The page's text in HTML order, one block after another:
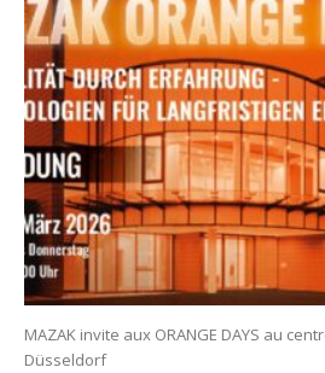
MAZAK invite aux ORANGE DAYS au
Düsseldorf